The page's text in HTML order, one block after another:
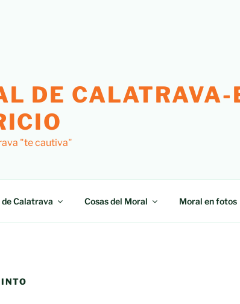
DE CALATRAVA-
"te cautiva"
Calatrava Cosas del Moral Moral en fotos